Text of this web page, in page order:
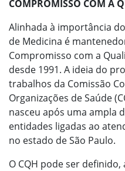
COMPROMISSO COM A
Alinhada à importância
de Medicina é
Compromisso com a
desde 1991. A ideia do
trabalhos da Comissão
Organizações de Saúde
nasceu após uma ampla
entidades ligadas ao
no estado de São Paulo.
O CQH pode ser